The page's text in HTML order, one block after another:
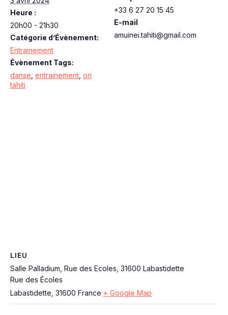
Heure :
20h00 - 21h30
Catégorie d’Évènement:
Entrainement
Évènement Tags:
danse entrainement ori
tahiti
+33 6 27 20 15 45
E-mail
amuinei.tahiti@gmail.com
LIEU
Salle Palladium, Rue des Ecoles, 31600 Labastidette
Rue des Écoles
Labastidette 31600 France + Google Map